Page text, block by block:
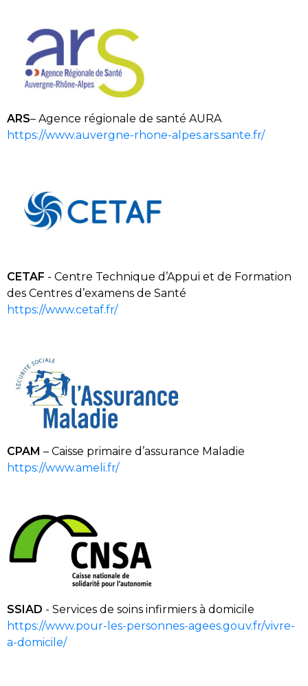
ARS– Agence régionale de santé AURA
https://www.auvergne-rhone-alpes.ars.sante.fr/
CETAF - Centre Technique d’Appui et de Formation
des Centres d’examens de Santé
https://www.cetaf.fr/
CPAM – Caisse primaire d’assurance Maladie
https://www.ameli.fr/
SSIAD - Services de soins infirmiers à domicile
https://www.pour-les-personnes-agees.gouv.fr/vivre-
a-domicile/